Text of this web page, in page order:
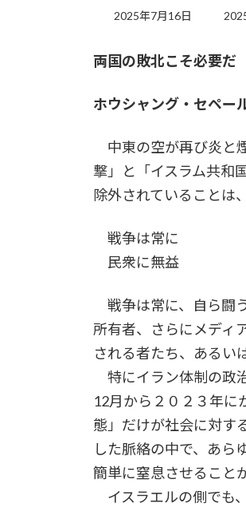
2025年7月16日
最
新
:
両国の敗北こそ必要だ
ホウシャング・セペー
中東の空が再び炎と
撃」と「イスラム共和
除外されていることは
戦争は常に
民衆に無益
戦争は常に、自ら闘
所有者、さらにメディ
される者たち、あるい
特にイラン体制の政
12月から２０２３年に
態」だけが社会に対す
した脈絡の中で、あら
簡単に窒息させること
イスラエルの側でも